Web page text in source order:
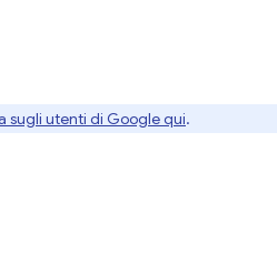
sugli utenti di Google qui.